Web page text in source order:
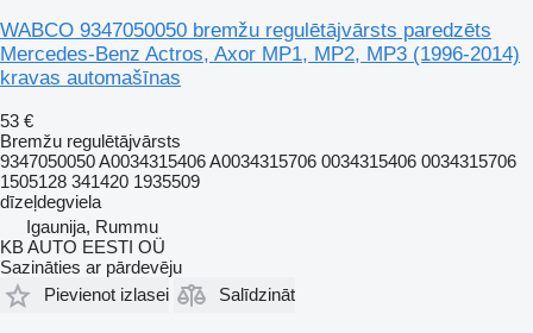
WABCO 9347050050 bremžu regulētājvārsts paredzēts
Mercedes-Benz Actros, Axor MP1, MP2, MP3 (1996-2014)
kravas automašīnas
53 €
Bremžu regulētājvārsts
9347050050 A0034315406 A0034315706 0034315406 0034315706
1505128 341420 1935509
dīzeļdegviela
Igaunija, Rummu
KB AUTO EESTI OÜ
Sazināties ar pārdevēju
Pievienot izlasei
Salīdzināt